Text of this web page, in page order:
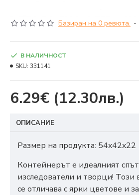
Базиран на 0 ревюта. -
6.29€ (12.30лв.)
В НАЛИЧНОСТ
SKU: 331141
ОПИСАНИЕ
Размер на продукта: 54x42x22
Контейнерът е идеалният
изследователи и творци! Този
се отличава с ярки цветове и